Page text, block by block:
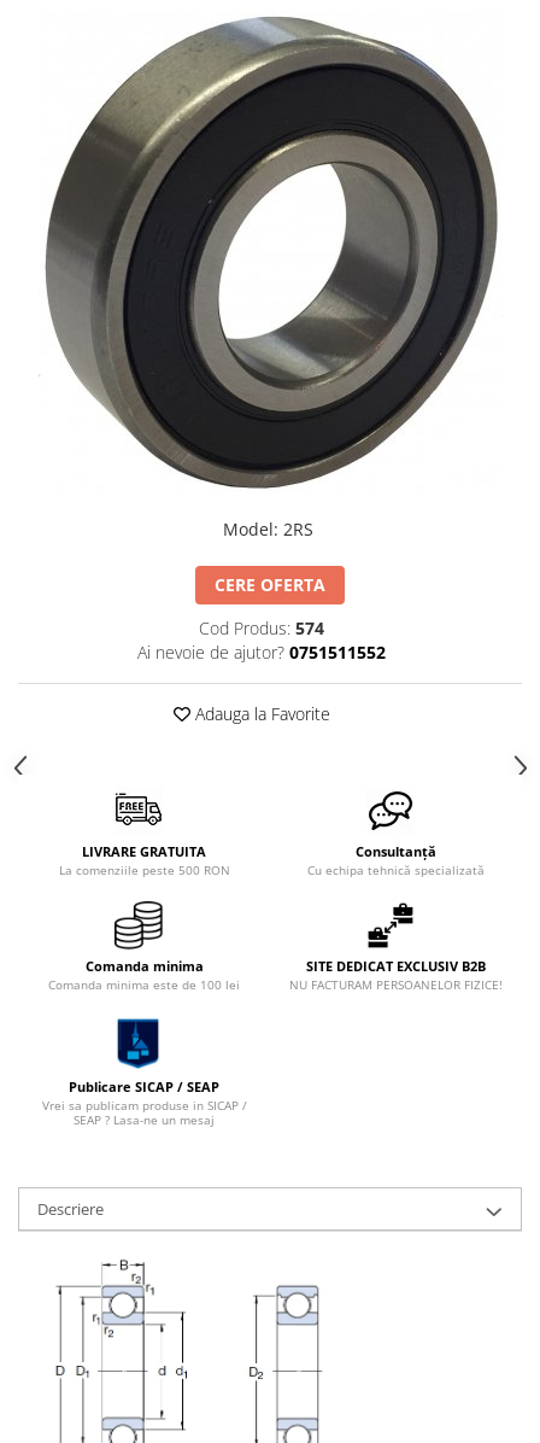
Model: 2RS
CERE OFERTA
Cod Produs: 574
Ai nevoie de ajutor? 0751511552
Adauga la Favorite
LIVRARE GRATUITA
La comenziile peste 500 RON
Consultanță
Cu echipa tehnică specializată
Comanda minima
Comanda minima este de 100 lei
SITE DEDICAT EXCLUSIV B2B
NU FACTURAM PERSOANELOR FIZICE!
Publicare SICAP / SEAP
Vrei sa publicam produse in SICAP /
SEAP ? Lasa-ne un mesaj
Descriere